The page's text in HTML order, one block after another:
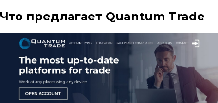
Что предлагает Quantum Trade